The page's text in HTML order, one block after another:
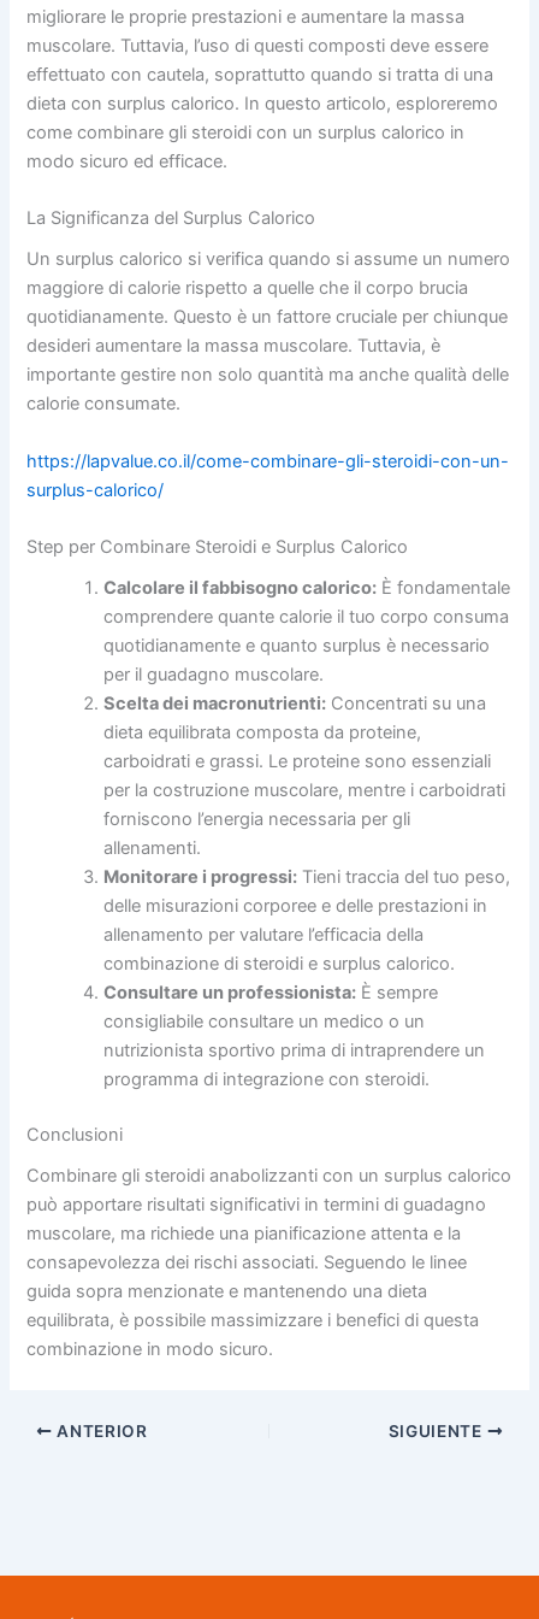
migliorare le proprie prestazioni e aumentare la massa
muscolare. Tuttavia, l’uso di questi composti deve essere
effettuato con cautela, soprattutto quando si tratta di una
dieta con surplus calorico. In questo articolo, esploreremo
come combinare gli steroidi con un surplus calorico in
modo sicuro ed efficace.
La Significanza del Surplus Calorico
Un surplus calorico si verifica quando si assume un numero
maggiore di calorie rispetto a quelle che il corpo brucia
quotidianamente. Questo è un fattore cruciale per chiunque
desideri aumentare la massa muscolare. Tuttavia, è
importante gestire non solo quantità ma anche qualità delle
calorie consumate.
https://lapvalue.co.il/come-combinare-gli-steroidi-con-un-
surplus-calorico/
Step per Combinare Steroidi e Surplus Calorico
Calcolare il fabbisogno calorico: È fondamentale
comprendere quante calorie il tuo corpo consuma
quotidianamente e quanto surplus è necessario
per il guadagno muscolare.
Scelta dei macronutrienti: Concentrati su una
dieta equilibrata composta da proteine,
carboidrati e grassi. Le proteine sono essenziali
per la costruzione muscolare, mentre i carboidrati
forniscono l’energia necessaria per gli
allenamenti.
Monitorare i progressi: Tieni traccia del tuo peso,
delle misurazioni corporee e delle prestazioni in
allenamento per valutare l’efficacia della
combinazione di steroidi e surplus calorico.
Consultare un professionista: È sempre
consigliabile consultare un medico o un
nutrizionista sportivo prima di intraprendere un
programma di integrazione con steroidi.
Conclusioni
Combinare gli steroidi anabolizzanti con un surplus calorico
può apportare risultati significativi in termini di guadagno
muscolare, ma richiede una pianificazione attenta e la
consapevolezza dei rischi associati. Seguendo le linee
guida sopra menzionate e mantenendo una dieta
equilibrata, è possibile massimizzare i benefici di questa
combinazione in modo sicuro.
ANTERIOR SIGUIENTE